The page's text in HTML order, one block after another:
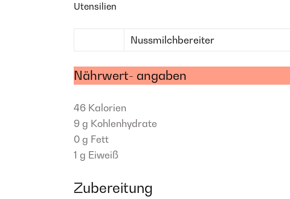
Utensilien
Nussmilchbereiter
Nährwert- angaben
46 Kalorien
9 g Kohlenhydrate
0 g Fett
1 g Eiweiß
Zubereitung